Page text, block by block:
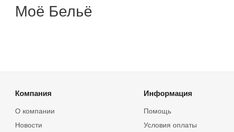
Моё Бельё
Компания
О компании
Новости
Информация
Помощь
Условия оплаты